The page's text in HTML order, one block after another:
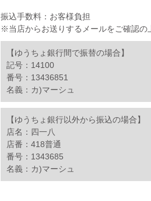
振込手数料：お客様負担
※当店からお送りするメールをご確認の
【ゆうちょ銀行間で振替の場合】
記号：14100
番号：13436851
名義：カ)マーシュ
【ゆうちょ銀行以外から振込の場合】
店名：四一八
店番：418普通
番号：1343685
名義：カ)マーシュ